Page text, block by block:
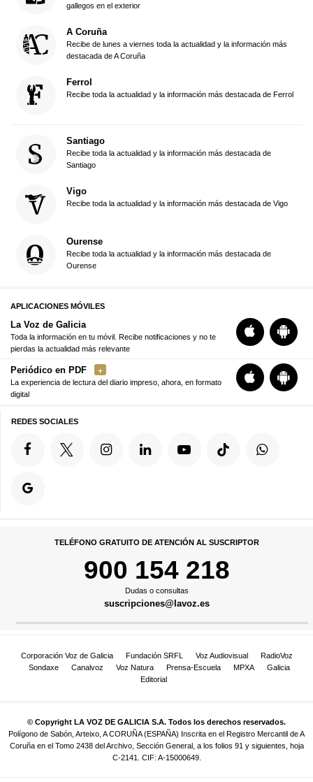
gallegos en el exterior
A Coruña
Recibe de lunes a viernes toda la actualidad y la información más
destacada de A Coruña
Ferrol
Recibe toda la actualidad y la información más destacada de Ferrol
Santiago
Recibe toda la actualidad y la información más destacada de
Santiago
Vigo
Recibe toda la actualidad y la información más destacada de Vigo
Ourense
Recibe toda la actualidad y la información más destacada de
Ourense
APLICACIONES MÓVILES
La Voz de Galicia
Toda la información en tu móvil. Recibe notificaciones y no te
pierdas la actualidad más relevante
Periódico en PDF
La experiencia de lectura del diario impreso, ahora, en formato
digital
REDES SOCIALES
TELÉFONO GRATUITO DE ATENCIÓN AL SUSCRIPTOR
900 154 218
Dudas o consultas
suscripciones@lavoz.es
Corporación Voz de Galicia Fundación SRFL Voz Audiovisual
RadioVoz
Sondaxe
Canalvoz Voz Natura Prensa-Escuela MPXA
Galicia
Editorial
© Copyright LA VOZ DE GALICIA S.A. Todos los derechos reservados.
Polígono de Sabón, Arteixo, A CORUÑA (ESPAÑA) Inscrita en el Registro Mercantil de A
Coruña en el Tomo 2438 del Archivo, Sección General, a los folios 91 y siguientes, hoja
C-2141. CIF: A-15000649.